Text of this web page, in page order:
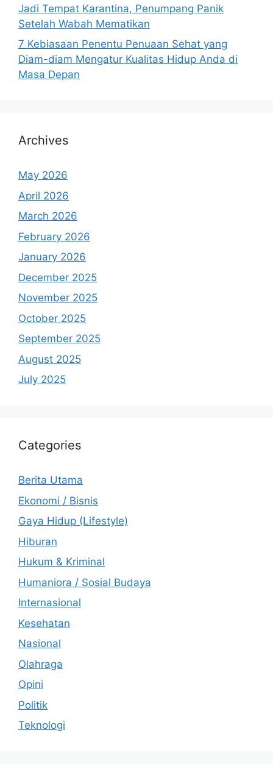
Jadi Tempat Karantina, Penumpang Panik
Setelah Wabah Mematikan
7 Kebiasaan Penentu Penuaan Sehat yang
Diam-diam Mengatur Kualitas Hidup Anda di
Masa Depan
Archives
May 2026
April 2026
March 2026
February 2026
January 2026
December 2025
November 2025
October 2025
September 2025
August 2025
July 2025
Categories
Berita Utama
Ekonomi / Bisnis
Gaya Hidup (Lifestyle)
Hiburan
Hukum & Kriminal
Humaniora / Sosial Budaya
Internasional
Kesehatan
Nasional
Olahraga
Opini
Politik
Teknologi